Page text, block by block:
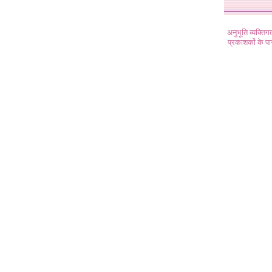
अनुभूति
प्रकाशकों के